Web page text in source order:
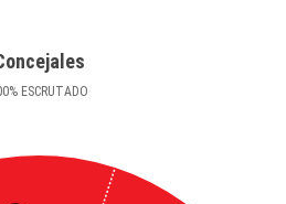
% ESCRUTADO